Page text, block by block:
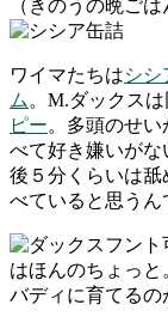
（きのうの晩ごは
ワイマたちはシシ
ム。M.ダックスは
ピー。多頭のせ
べて好き嫌いが
後５分くらいは
べていると思うん
はほんのちょっ
バディに育てるの